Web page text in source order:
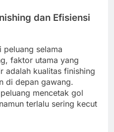
dan Efisiensi
peluang selama
faktor utama yang
adalah kualitas finishing
di depan gawang.
mencetak gol
terlalu sering kecut